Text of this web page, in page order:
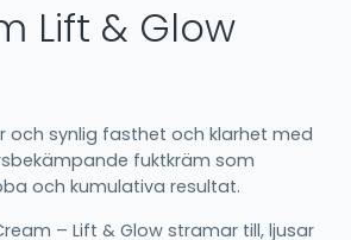
Lift & Glow
och synlig fasthet och klarhet med
fuktkräm som
och kumulativa resultat.
– Lift & Glow stramar till, ljusar